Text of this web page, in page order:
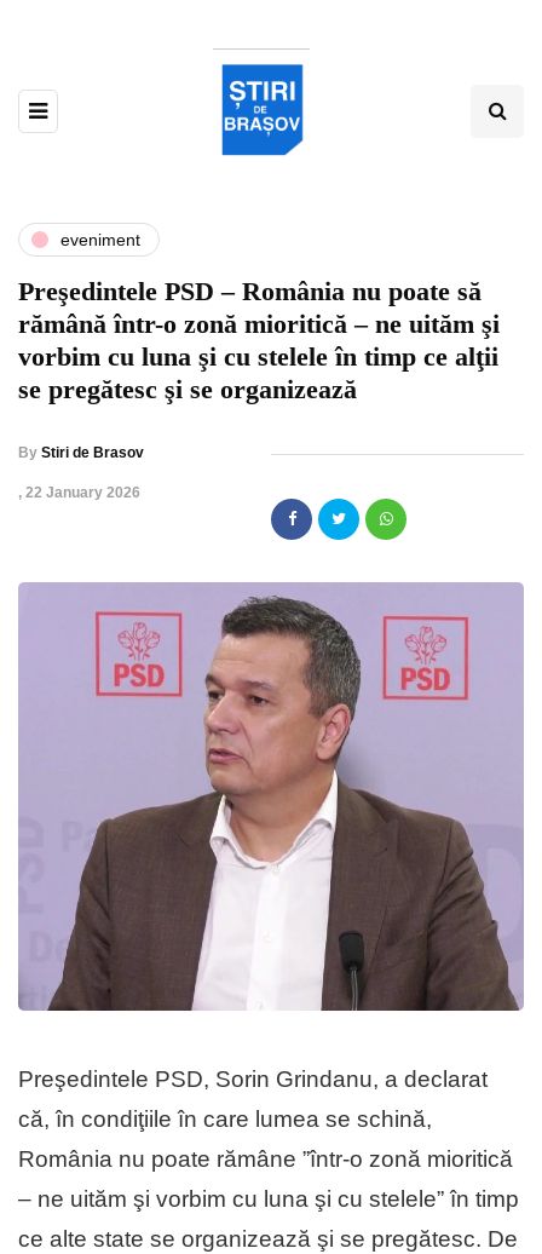
eveniment
Preşedintele PSD – România nu poate să
rămână într-o zonă mioritică – ne uităm şi
vorbim cu luna şi cu stelele în timp ce alţii
se pregătesc şi se organizează
By Stiri de Brasov
, 22 January 2026
Preşedintele PSD, Sorin Grindanu, a declarat
că, în condiţiile în care lumea se schină,
România nu poate rămâne ”într-o zonă mioritică
– ne uităm şi vorbim cu luna şi cu stelele” în timp
ce alte state se organizează şi se pregătesc. De